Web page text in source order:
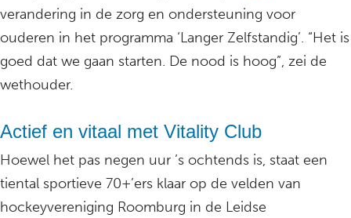
verandering in de zorg en ondersteuning voor
ouderen in het programma ‘Langer Zelfstandig’. “Het is
goed dat we gaan starten. De nood is hoog”, zei de
wethouder.
Actief en vitaal met Vitality Club
Hoewel het pas negen uur ’s ochtends is, staat een
tiental sportieve 70+’ers klaar op de velden van
hockeyvereniging Roomburg in de Leidse